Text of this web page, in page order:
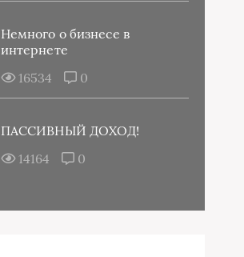
Немного о бизнесе в
интернете
16534
0
ПАССИВНЫЙ ДОХОД!
14164
0